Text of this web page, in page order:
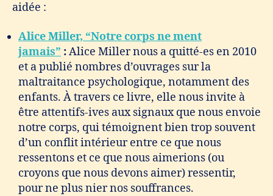
aidée :
Alice Miller, “Notre corps ne ment
jamais” :Alice Miller nous a quitté-es en 2010
et a publié nombres d’ouvrages sur la
maltraitance psychologique, notamment des
enfants. À travers ce livre, elle nous invite à
être attentifs-ives aux signaux que nous envoie
notre corps, qui témoignent bien trop souvent
d’un conflit intérieur entre ce que nous
ressentons et ce que nous aimerions (ou
croyons que nous devons aimer) ressentir,
pour ne plus nier nos souffrances.